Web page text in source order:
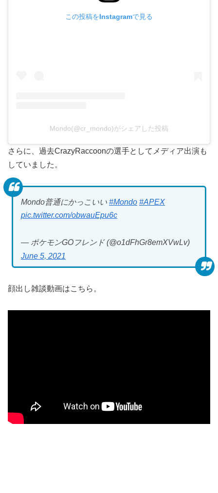
この投稿をInstagramで見る
Mondo(@cr_mondo)がシェアした投稿
さらに、過去CrazyRaccoonの選手としてメディア出演も
していました。
Mondo普通にかっこいい #Mondo #APEX
pic.twitter.com/obwauEpu6c
— ポケモンGOフレンド (@o1dFhGr8emXVwLv)
June 5, 2021
顔出し雑談動画はこちら。